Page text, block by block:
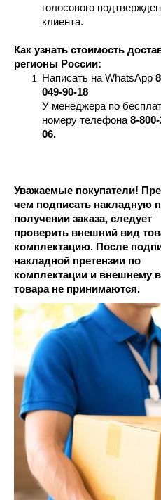
голосового
клиента.
Как узнать стоимость
регионы России:
Написать на WhatsApp
049-90-18
У менеджера по
номеру телефона 8-
06.
Уважаемые покупатели!
чем подписать накладную
получении заказа, следует
проверить внешний вид
комплектацию. После
накладной претензии по
комплектации и внешнему
товара не принимаются.